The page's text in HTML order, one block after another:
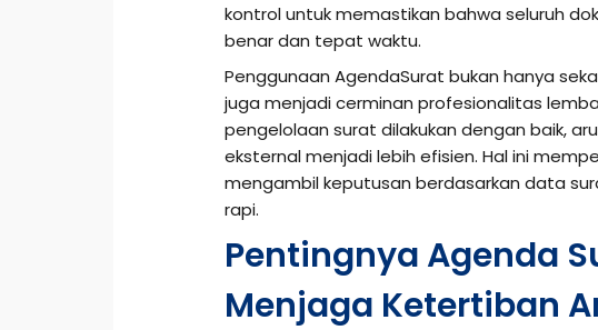
kontrol untuk memastikan bahwa seluruh
benar dan tepat waktu.
Penggunaan AgendaSurat bukan hanya
juga menjadi cerminan profesionalitas
pengelolaan surat dilakukan dengan baik,
eksternal menjadi lebih efisien. Hal ini
mengambil keputusan berdasarkan data
rapi.
Pentingnya Agenda
Menjaga Ketertiban